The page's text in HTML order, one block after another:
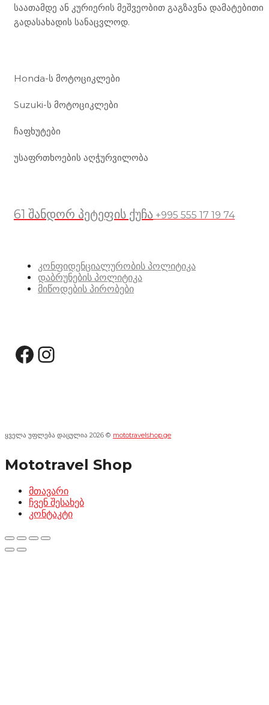
საათამდე ან კურიერის მეშვეობით გაგზავნა დამატებითი
გადასახადის სანაცვლოდ.
Honda-ს მოტოციკლები
Suzuki-ს მოტოციკლები
ჩაფხუტები
უსაფრთხოების აღჭურვილობა
61 შანდორ პეტეფის ქუჩა +995 555 17 19 74
კონფიდენციალურობის პოლიტიკა
დაბრუნების პოლიტიკა
მიწოდების პირობები
Facebook
Instagram
ყველა უფლება დაცულია 2026 © mototravelshop.ge
Mototravel Shop
მთავარი
ჩვენ შესახებ
კონტაკტი